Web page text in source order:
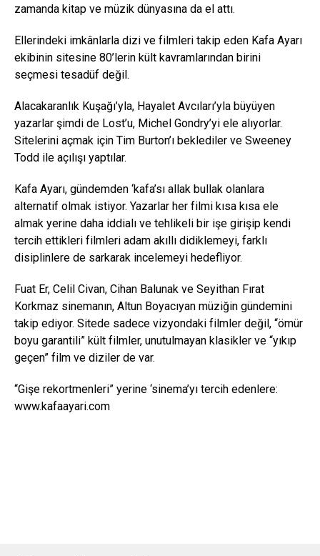
zamanda kitap ve müzik dünyasına da el attı.
Ellerindeki imkânlarla dizi ve filmleri takip eden Kafa Ayarı
ekibinin sitesine 80’lerin kült kavramlarından birini
seçmesi tesadüf değil.
Alacakaranlık Kuşağı’yla, Hayalet Avcıları’yla büyüyen
yazarlar şimdi de Lost’u, Michel Gondry’yi ele alıyorlar.
Sitelerini açmak için Tim Burton’ı beklediler ve Sweeney
Todd ile açılışı yaptılar.
Kafa Ayarı, gündemden ‘kafa’sı allak bullak olanlara
alternatif olmak istiyor. Yazarlar her filmi kısa kısa ele
almak yerine daha iddialı ve tehlikeli bir işe girişip kendi
tercih ettikleri filmleri adam akıllı didiklemeyi, farklı
disiplinlere de sarkarak incelemeyi hedefliyor.
Fuat Er, Celil Civan, Cihan Balunak ve Seyithan Fırat
Korkmaz sinemanın, Altun Boyacıyan müziğin gündemini
takip ediyor. Sitede sadece vizyondaki filmler değil, “ömür
boyu garantili” kült filmler, unutulmayan klasikler ve “yıkıp
geçen” film ve diziler de var.
“Gişe rekortmenleri” yerine ‘sinema’yı tercih edenlere:
www.kafaayari.com